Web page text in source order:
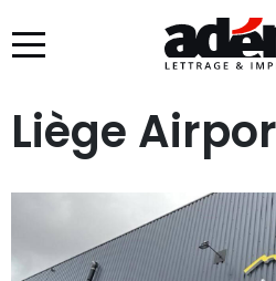
ACCESSOIRES
Liège